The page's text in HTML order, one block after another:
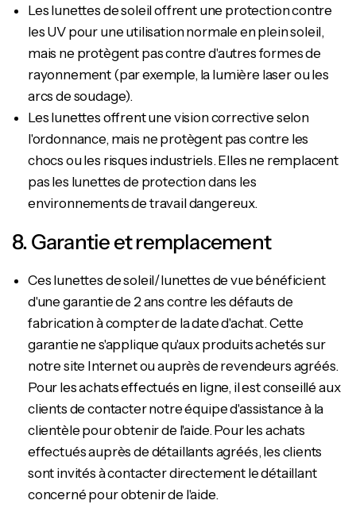
Les lunettes de soleil offrent une protection contre
les UV pour une utilisation normale en plein soleil,
mais ne protègent pas contre d'autres formes de
rayonnement (par exemple, la lumière laser ou les
arcs de soudage).
Les lunettes offrent une vision corrective selon
l'ordonnance, mais ne protègent pas contre les
chocs ou les risques industriels. Elles ne remplacent
pas les lunettes de protection dans les
environnements de travail dangereux.
8. Garantie et remplacement
Ces lunettes de soleil/lunettes de vue bénéficient
d'une garantie de 2 ans contre les défauts de
fabrication à compter de la date d'achat.Cette
garantie ne s'applique qu'aux produits achetés sur
notre site Internet ou auprès de revendeurs agréés.
Pour les achats effectués en ligne, il est conseillé aux
clients de contacter notre équipe d'assistance à la
clientèle pour obtenir de l'aide. Pour les achats
effectués auprès de détaillants agréés, les clients
sont invités à contacter directement le détaillant
concerné pour obtenir de l'aide.